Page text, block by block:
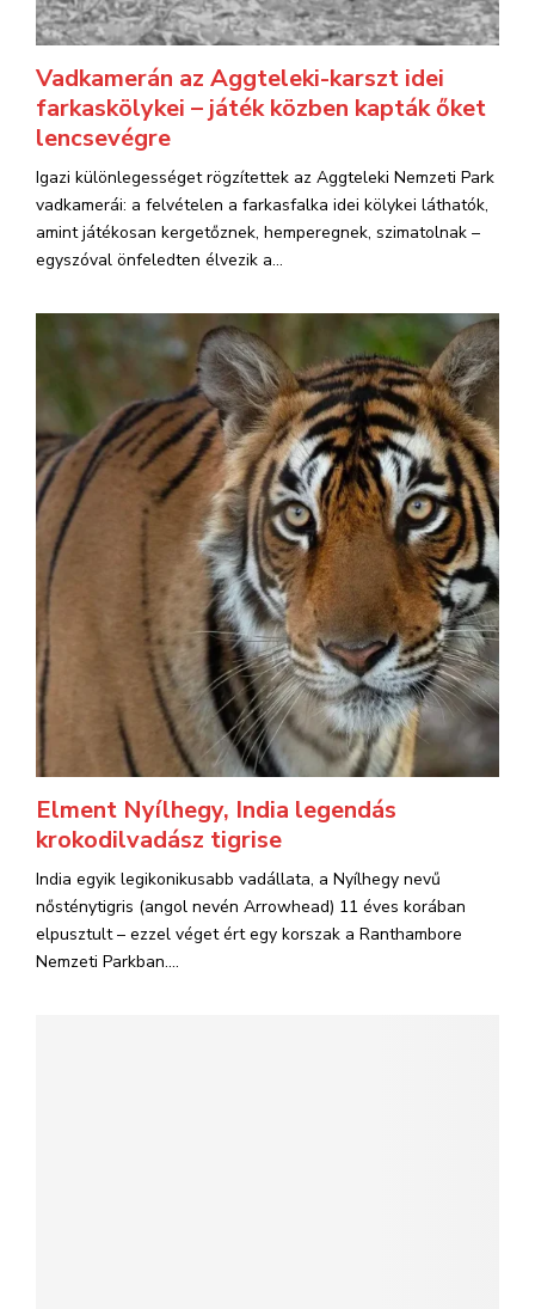
Vadkamerán az Aggteleki-karszt idei
farkaskölykei – játék közben kapták őket
lencsevégre
Igazi különlegességet rögzítettek az Aggteleki Nemzeti Park
vadkamerái: a felvételen a farkasfalka idei kölykei láthatók,
amint játékosan kergetőznek, hemperegnek, szimatolnak –
egyszóval önfeledten élvezik a...
Elment Nyílhegy, India legendás
krokodilvadász tigrise
India egyik legikonikusabb vadállata, a Nyílhegy nevű
nősténytigris (angol nevén Arrowhead) 11 éves korában
elpusztult – ezzel véget ért egy korszak a Ranthambore
Nemzeti Parkban....